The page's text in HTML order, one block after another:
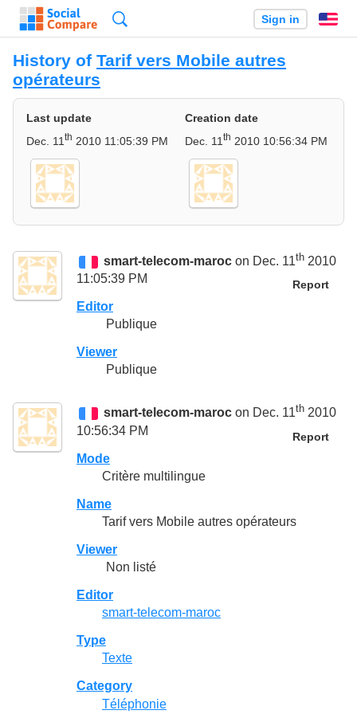
Sign in
History of Tarif vers Mobile autres
opérateurs
Last update
Dec. 11 th 2010 11:05:39 PM
Creation date
Dec. 11 th 2010 10:56:34 PM
smart-telecom-maroc on Dec. 11th 2010
11:05:39 PM
Report
Editor
Publique
Viewer
Publique
smart-telecom-maroc on Dec. 11th 2010
10:56:34 PM
Report
Mode
Critère multilingue
Name
Tarif vers Mobile autres opérateurs
Viewer
Non listé
Editor
smart-telecom-maroc
Type
Texte
Category
Téléphonie